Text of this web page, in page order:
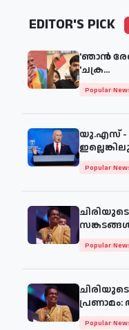
EDITOR'S PICK
'ഞാന്‍
'ചക്ര...
Popular
യു.എസ് -
Popular
Popular
Popular